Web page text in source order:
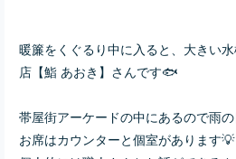
暖簾をくぐるり中に入ると、大きい
店【鮨 あおき】さんです🐟
帯屋街アーケードの中にあるので雨
お席はカウンターと個室があります